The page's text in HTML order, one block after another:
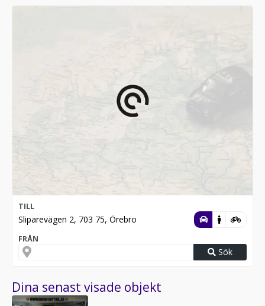
TILL
Sliparevägen 2, 703 75, Örebro
FRÅN
Sök
Dina senast visade objekt